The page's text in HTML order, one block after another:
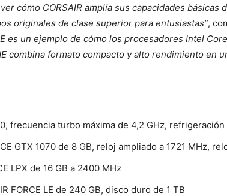
cómo CORSAIR amplía sus capacidades
originales de clase superior para entusiastas”,
es un ejemplo de cómo los procesadores Intel
combina formato compacto y alto rendimiento
frecuencia turbo máxima de 4,2 GHz,
GTX 1070 de 8 GB, reloj ampliado a 1721 MHz,
LPX de 16 GB a 2400 MHz
FORCE LE de 240 GB, disco duro de 1 TB